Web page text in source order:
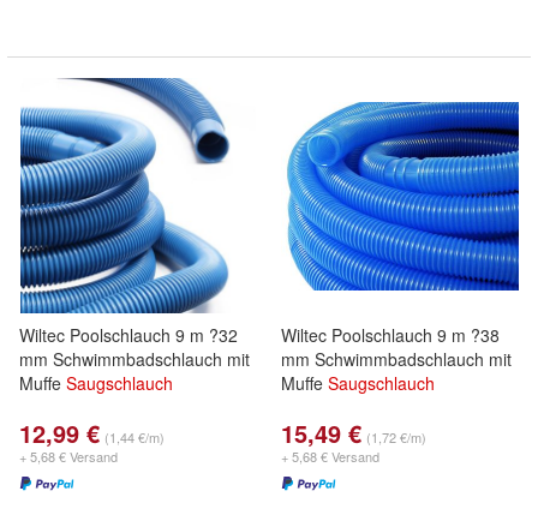
Wiltec Poolschlauch 9 m ?32
mm Schwimmbadschlauch mit
Muffe Saugschlauch
12,99 € (1,44 €/m)
+ 5,68 € Versand
Wiltec Poolschlauch 9 m ?38
mm Schwimmbadschlauch mit
Muffe Saugschlauch
15,49 € (1,72 €/m)
+ 5,68 € Versand